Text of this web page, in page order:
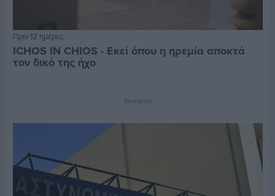
Πριν 12 ημέρες
ICHOS IN CHIOS - Εκεί όπου η ηρεμία αποκτά
τον δικό της ήχο
Διαφήμιση